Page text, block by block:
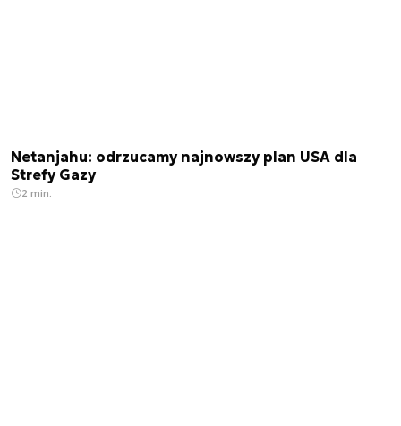
Netanjahu: odrzucamy najnowszy plan USA dla
Strefy Gazy
2 min.